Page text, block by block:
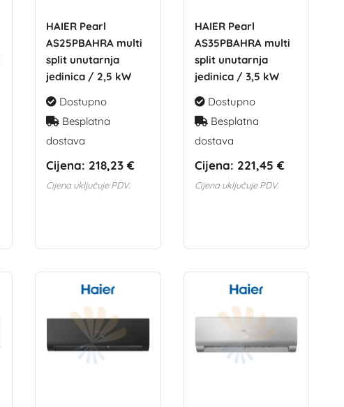
HAIER Pearl
AS25PBAHRA multi
split unutarnja
jedinica / 2,5 kW
Dostupno
Besplatna
dostava
Cijena: 218,23 €
Cijena uključuje PDV.
HAIER Pearl
AS35PBAHRA multi
split unutarnja
jedinica / 3,5 kW
Dostupno
Besplatna
dostava
Cijena: 221,45 €
Cijena uključuje PDV.